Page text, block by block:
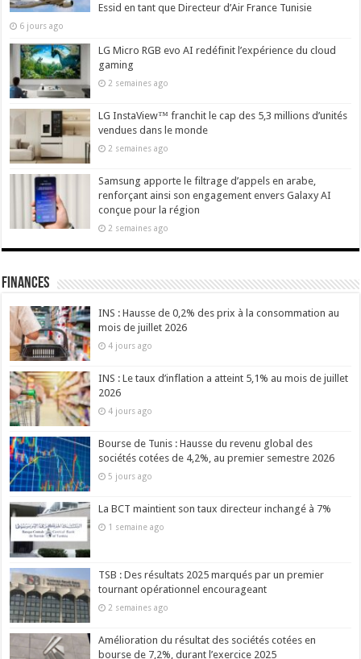
Essid en tant que Directeur d’Air France Tunisie
6 jours ago
LG Micro RGB evo AI redéfinit l’expérience du cloud
gaming
2 semaines ago
LG InstaView™ franchit le cap des 5,3 millions d’unités
vendues dans le monde
2 semaines ago
Samsung apporte le filtrage d’appels en arabe,
renforçant ainsi son engagement envers Galaxy AI
conçue pour la région
2 semaines ago
Finances
INS : Hausse de 0,2% des prix à la consommation au
mois de juillet 2026
4 jours ago
INS : Le taux d’inflation a atteint 5,1% au mois de juillet
2026
4 jours ago
Bourse de Tunis : Hausse du revenu global des
sociétés cotées de 4,2%, au premier semestre 2026
5 jours ago
La BCT maintient son taux directeur inchangé à 7%
1 semaine ago
TSB : Des résultats 2025 marqués par un premier
tournant opérationnel encourageant
2 semaines ago
Amélioration du résultat des sociétés cotées en
bourse de 7,2%, durant l’exercice 2025